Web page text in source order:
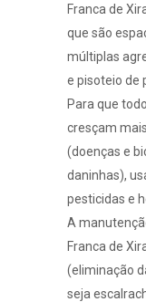
Franca de
que são
múltiplas
e pisoteio de
Para que
cresçam
(doenças e
daninhas),
pesticidas e
A
Franca de
(eliminação
seja